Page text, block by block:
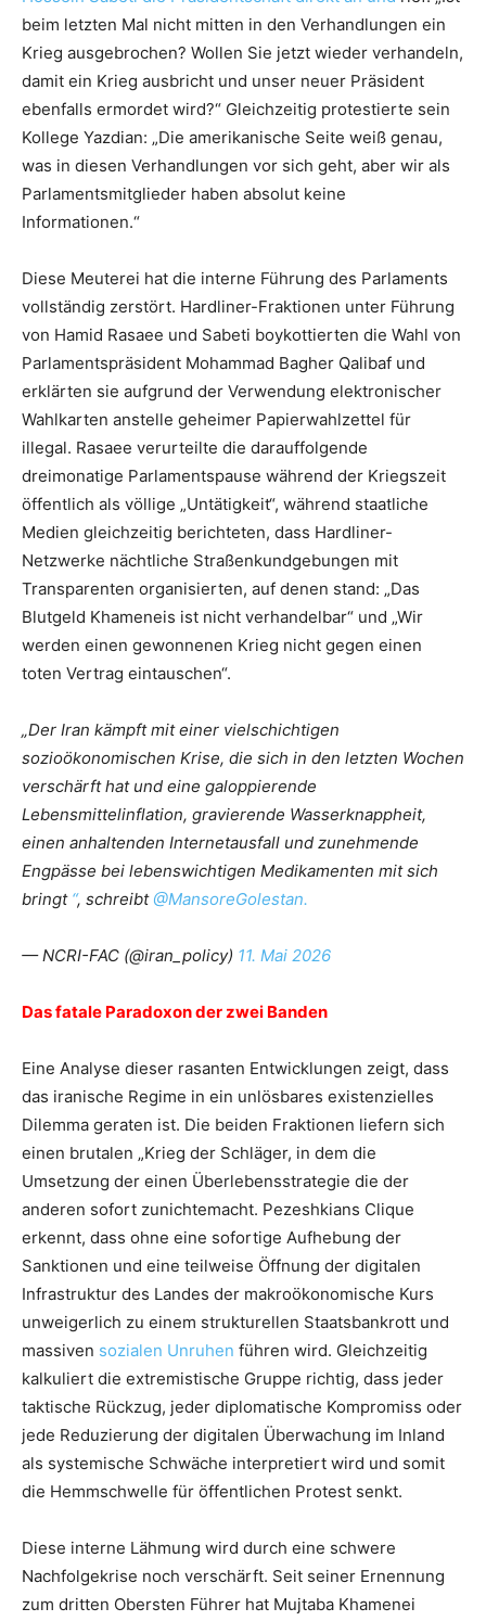
beim letzten Mal nicht mitten in den Verhandlungen ein
Krieg ausgebrochen? Wollen Sie jetzt wieder verhandeln,
damit ein Krieg ausbricht und unser neuer Präsident
ebenfalls ermordet wird?“ Gleichzeitig protestierte sein
Kollege Yazdian: „Die amerikanische Seite weiß genau,
was in diesen Verhandlungen vor sich geht, aber wir als
Parlamentsmitglieder haben absolut keine
Informationen.“
Diese Meuterei hat die interne Führung des Parlaments
vollständig zerstört. Hardliner-Fraktionen unter Führung
von Hamid Rasaee und Sabeti boykottierten die Wahl von
Parlamentspräsident Mohammad Bagher Qalibaf und
erklärten sie aufgrund der Verwendung elektronischer
Wahlkarten anstelle geheimer Papierwahlzettel für
illegal. Rasaee verurteilte die darauffolgende
dreimonatige Parlamentspause während der Kriegszeit
öffentlich als völlige „Untätigkeit“, während staatliche
Medien gleichzeitig berichteten, dass Hardliner-
Netzwerke nächtliche Straßenkundgebungen mit
Transparenten organisierten, auf denen stand: „Das
Blutgeld Khameneis ist nicht verhandelbar“ und „Wir
werden einen gewonnenen Krieg nicht gegen einen
toten Vertrag eintauschen“.
„Der Iran kämpft mit einer vielschichtigen
sozioökonomischen Krise, die sich in den letzten Wochen
verschärft hat und eine galoppierende
Lebensmittelinflation, gravierende Wasserknappheit,
einen anhaltenden Internetausfall und zunehmende
Engpässe bei lebenswichtigen Medikamenten mit sich
bringt “, schreibt @MansoreGolestan.
— NCRI-FAC (@iran_policy) 11. Mai 2026
Das fatale Paradoxon der zwei Banden
Eine Analyse dieser rasanten Entwicklungen zeigt, dass
das iranische Regime in ein unlösbares existenzielles
Dilemma geraten ist. Die beiden Fraktionen liefern sich
einen brutalen „Krieg der Schläger, in dem die
Umsetzung der einen Überlebensstrategie die der
anderen sofort zunichtemacht. Pezeshkians Clique
erkennt, dass ohne eine sofortige Aufhebung der
Sanktionen und eine teilweise Öffnung der digitalen
Infrastruktur des Landes der makroökonomische Kurs
unweigerlich zu einem strukturellen Staatsbankrott und
massiven sozialen Unruhen führen wird. Gleichzeitig
kalkuliert die extremistische Gruppe richtig, dass jeder
taktische Rückzug, jeder diplomatische Kompromiss oder
jede Reduzierung der digitalen Überwachung im Inland
als systemische Schwäche interpretiert wird und somit
die Hemmschwelle für öffentlichen Protest senkt.
Diese interne Lähmung wird durch eine schwere
Nachfolgekrise noch verschärft. Seit seiner Ernennung
zum dritten Obersten Führer hat Mujtaba Khamenei